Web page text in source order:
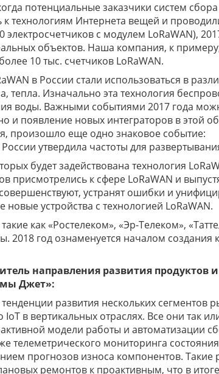
потенциальные заказчики систем
к технологиям Интернета вещей и
с модулем LoRaWAN),
объектов. Наша компания, к
10 тыс. счетчиков LoRaWAN.
в России стали использоваться в
тепла. Изначально эта технология
воды. Важными событиями 2017 года
и появление новых интеграторов в этой
произошло еще одно знаковое событие:
утвердила частоты для
будет задействована технология
присмотрелись к сфере LoRaWAN и
устранят ошибки и
устройства с технологией LoRaWAN.
как «Ростелеком», «Эр-Телеком»,
2018 год ознаменуется началом создания
направления развития продуктов и
Джет»:
развития нескольких сегментов
в вертикальных отраслях. Все они так
модели работы и автоматизации
телеметрического мониторинга состояния
прогнозов износа компонентов. Такие
ремонтов к проактивным, что в